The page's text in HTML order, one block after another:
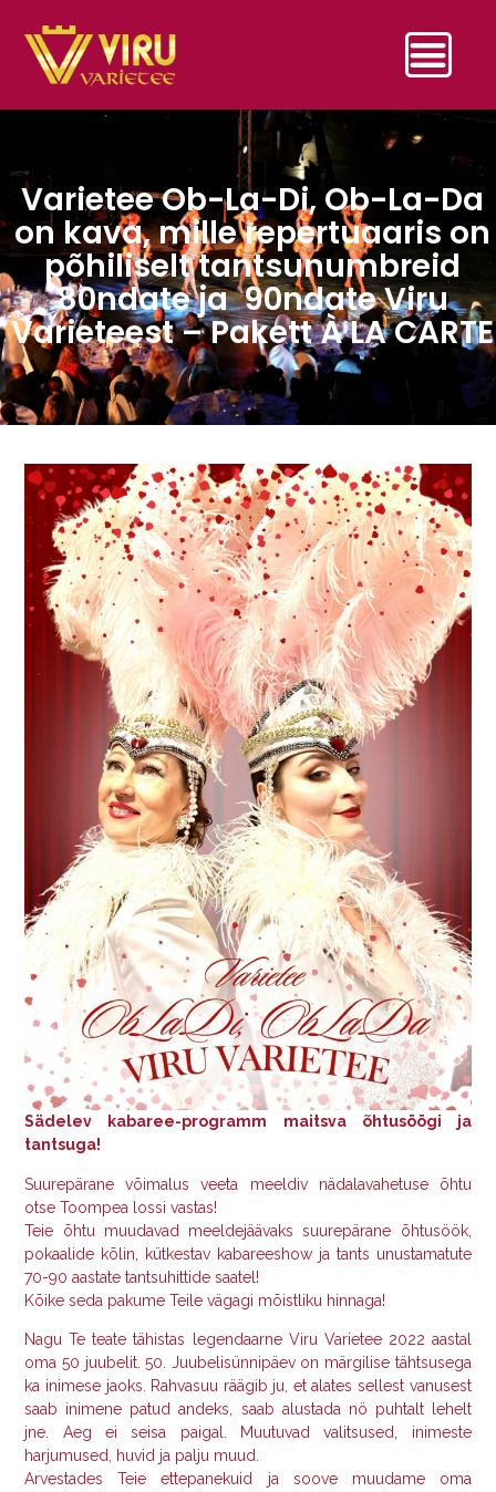
Varietee Ob-La-Di, Ob-La-Da
on kava, mille repertuaaris on
põhiliselt tantsunumbreid
80ndate ja 90ndate Viru
Varieteest – Pakett À LA CARTE
Sädelev kabaree-programm maitsva õhtusöögi ja
tantsuga!
Suurepärane võimalus veeta meeldiv nädalavahetuse õhtu
otse Toompea lossi vastas!
Teie õhtu muudavad meeldejäävaks suurepärane õhtusöök,
pokaalide kõlin, kütkestav kabareeshow ja tants unustamatute
70-90 aastate tantsuhittide saatel!
Kõike seda pakume Teile vägagi mõistliku hinnaga!
Nagu Te teate tähistas legendaarne Viru Varietee 2022 aastal
oma 50 juubelit. 50. Juubelisünnipäev on märgilise tähtsusega
ka inimese jaoks. Rahvasuu räägib ju, et alates sellest vanusest
saab inimene patud andeks, saab alustada nö puhtalt lehelt
jne. Aeg ei seisa paigal. Muutuvad valitsused, inimeste
harjumused, huvid ja palju muud.
Arvestades Teie ettepanekuid ja soove muudame oma